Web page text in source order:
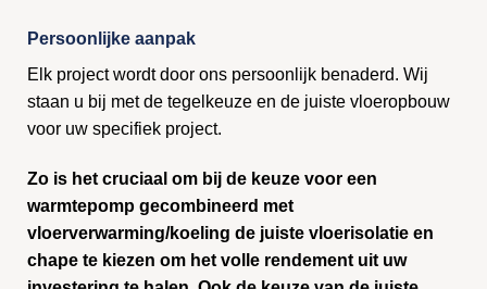
Persoonlijke aanpak
Elk project wordt door ons persoonlijk benaderd. Wij
staan u bij met de tegelkeuze en de juiste vloeropbouw
voor uw specifiek project.
Zo is het cruciaal om bij de keuze voor een
warmtepomp gecombineerd met
vloerverwarming/koeling de juiste vloerisolatie en
chape te kiezen om het volle rendement uit uw